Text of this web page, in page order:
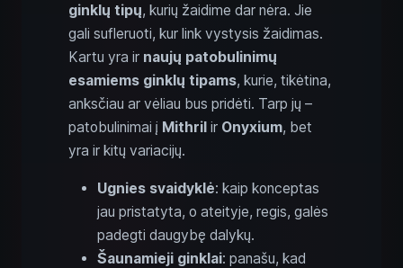
ginklų tipų, kurių žaidime dar nėra. Jie
gali sufleruoti, kur link vystysis žaidimas.
Kartu yra ir naujų patobulinimų
esamiems ginklų tipams, kurie, tikėtina,
anksčiau ar vėliau bus pridėti. Tarp jų –
patobulinimai į Mithril ir Onyxium, bet
yra ir kitų variacijų.
Ugnies svaidyklė: kaip konceptas
jau pristatyta, o ateityje, regis, galės
padegti daugybę dalykų.
Šaunamieji ginklai: panašu, kad